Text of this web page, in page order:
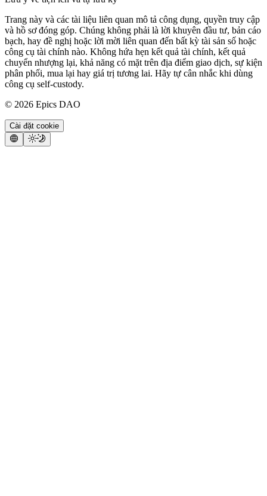
Trang này và các tài liệu liên quan mô tả công dụng, quyền truy cập
và hồ sơ đóng góp. Chúng không phải là lời khuyên đầu tư, bản cáo
bạch, hay đề nghị hoặc lời mời liên quan đến bất kỳ tài sản số hoặc
công cụ tài chính nào. Không hứa hẹn kết quả tài chính, kết quả
chuyển nhượng lại, khả năng có mặt trên địa điểm giao dịch, sự kiện
phân phối, mua lại hay giá trị tương lai. Hãy tự cân nhắc khi dùng
công cụ self-custody.
© 2026 Epics DAO
Cài đặt cookie